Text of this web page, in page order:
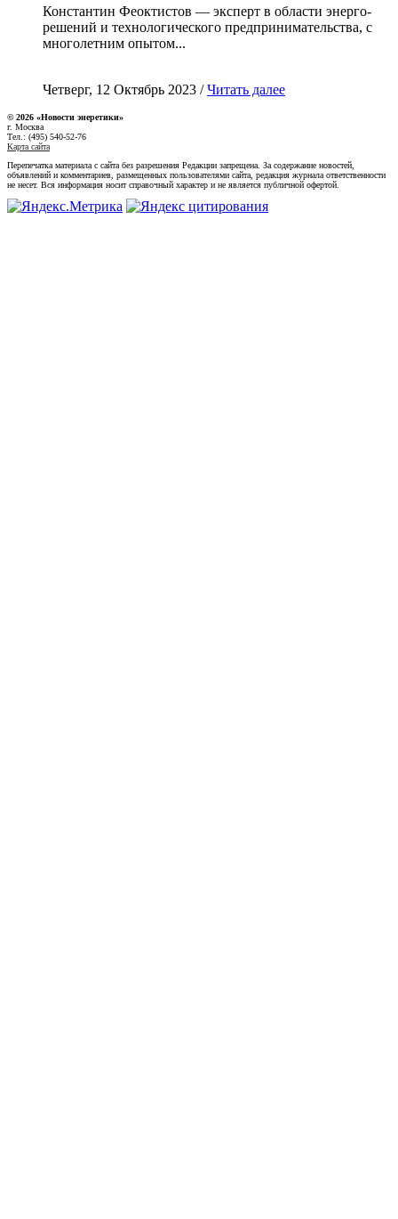
Константин Феоктистов — эксперт в области энерго-
решений и технологического предпринимательства, с
многолетним опытом...
Четверг, 12 Октябрь 2023 /Читать далее
© 2026 «Новости энеретики»
г. Москва
Тел.: (495) 540-52-76
Карта сайта
Перепечатка материала с сайта без разрешения Редакции запрещена. За содержание новостей,
объявлений и комментариев, размещенных пользователями сайта, редакция журнала ответственности
не несет. Вся информация носит справочный характер и не является публичной офертой.